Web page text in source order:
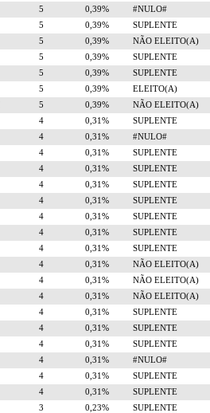
5 0,39%
#NULO#
5 0,39%
SUPLENTE
5 0,39%
NÃO ELEITO(A)
5 0,39%
SUPLENTE
5 0,39%
SUPLENTE
5 0,39%
ELEITO(A)
5 0,39%
NÃO ELEITO(A)
4 0,31%
SUPLENTE
4 0,31%
#NULO#
4 0,31%
SUPLENTE
4 0,31%
SUPLENTE
4 0,31%
SUPLENTE
4 0,31%
SUPLENTE
4 0,31%
SUPLENTE
4 0,31%
SUPLENTE
4 0,31%
SUPLENTE
4 0,31%
NÃO ELEITO(A)
4 0,31%
NÃO ELEITO(A)
4 0,31%
NÃO ELEITO(A)
4 0,31%
SUPLENTE
4 0,31%
SUPLENTE
4 0,31%
SUPLENTE
4 0,31%
#NULO#
4 0,31%
SUPLENTE
4 0,31%
SUPLENTE
3 0,23%
SUPLENTE